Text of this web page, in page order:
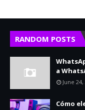
RANDOM POSTS
a
June 24,
Cómo